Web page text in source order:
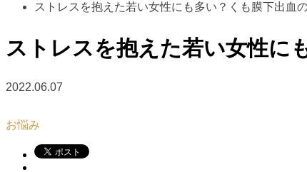
ストレスを抱えた若い女性にも多い？くも膜下出血
ストレスを抱えた若い女性に
2022.06.07
お悩み